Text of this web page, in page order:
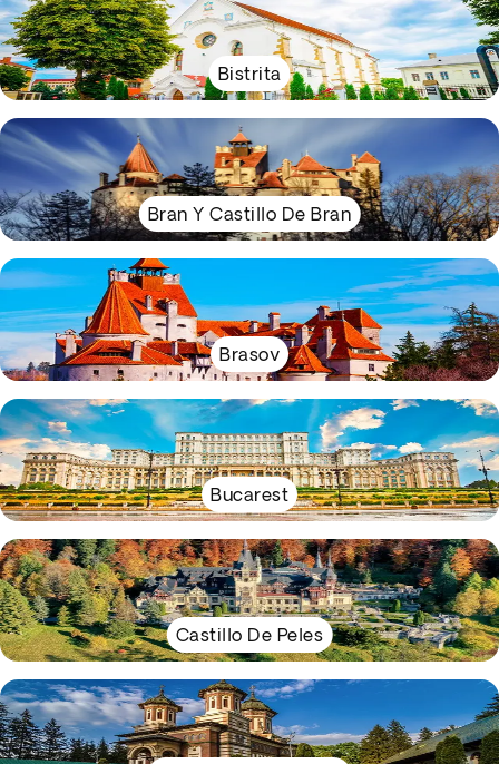
Bistrita
Bran Y Castillo De Bran
Brasov
Bucarest
Castillo De Peles